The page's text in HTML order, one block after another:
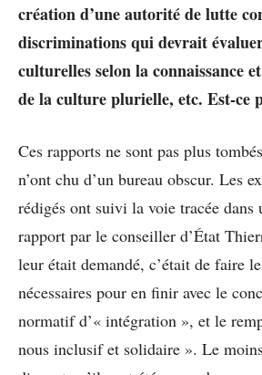
création d’une autorité de lutte
discriminations qui devrait
culturelles selon la connaissance
de la culture plurielle, etc. Est-ce
Ces rapports ne sont pas plus
n’ont chu d’un bureau obscur. Les
rédigés ont suivi la voie tracée dans
rapport par le conseiller d’État
leur était demandé, c’était de faire
nécessaires pour en finir avec le
normatif d’« intégration », et le
nous inclusif et solidaire ». Le